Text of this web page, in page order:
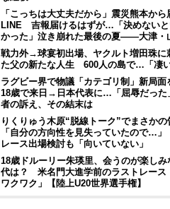
「こっちは大丈夫だから」震災熊本から
LINE 吉報届けるはずが…「決めないと
かった」泣き崩れた最後の夏――大津・
戦力外→球宴初出場、ヤクルト増田珠に
た父の新たな人生 600人の島で…「凄い
ラグビー界で物議「カテゴリ制」新局
18歳で来日→日本代表に…「屈辱だった
者の訴え、その結末は
りくりゅう木原“脱線トーク”でまさかの
「自分の方向性を見失っていたので…
レース出場検討も「向いていない」
18歳ドルーリー朱瑛里、会うのが楽しみ
代は？ 米名門大進学前のラストレース
ワクワク」【陸上U20世界選手権】